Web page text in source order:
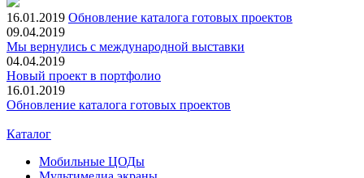
16.01.2019 Обновление каталога готовых проектов
09.04.2019
Мы вернулись с международной выставки
04.04.2019
Новый проект в портфолио
16.01.2019
Обновление каталога готовых проектов
Каталог
Мобильные ЦОДы